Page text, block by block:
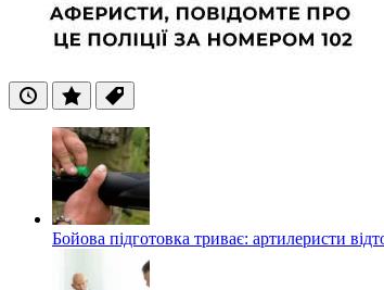
ОстанніПопулярні
Теги
Бойова підготовка триває: артилеристи